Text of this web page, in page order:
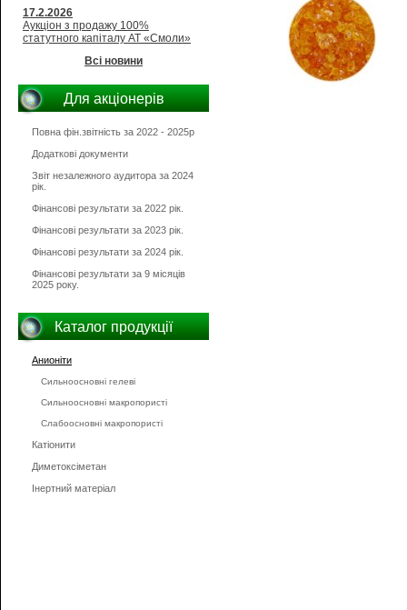
17.2.2026
Аукціон з продажу 100%
статутного капіталу АТ «Смоли»
Всі новини
Для акціонерів
Повна фін.звітність за 2022 - 2025р
Додаткові документи
Звіт незалежного аудитора за 2024
рік.
Фінансові результати за 2022 рік.
Фінансові результати за 2023 рік.
Фінансові результати за 2024 рік.
Фінансові результати за 9 місяців
2025 року.
Каталог продукції
Анионіти
Сильноосновні гелеві
Сильноосновні макропористі
Слабоосновні макропористі
Катіонити
Диметоксіметан
Інертний матеріал